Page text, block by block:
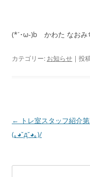
(*´･ω-)b かわた なおみ
カテゴリー: お知らせ | 投
投
稿
← トレ室スタッフ紹介第
(｡◕ˇдˇ◕｡)/